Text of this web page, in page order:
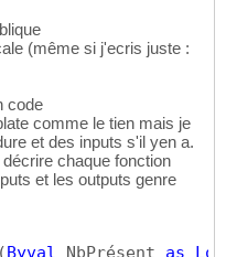
(même si j'ecris juste :
code
comme le tien mais je
et des inputs s'il yen a.
chaque fonction
et les outputs genre
( Byval NbPrésent as